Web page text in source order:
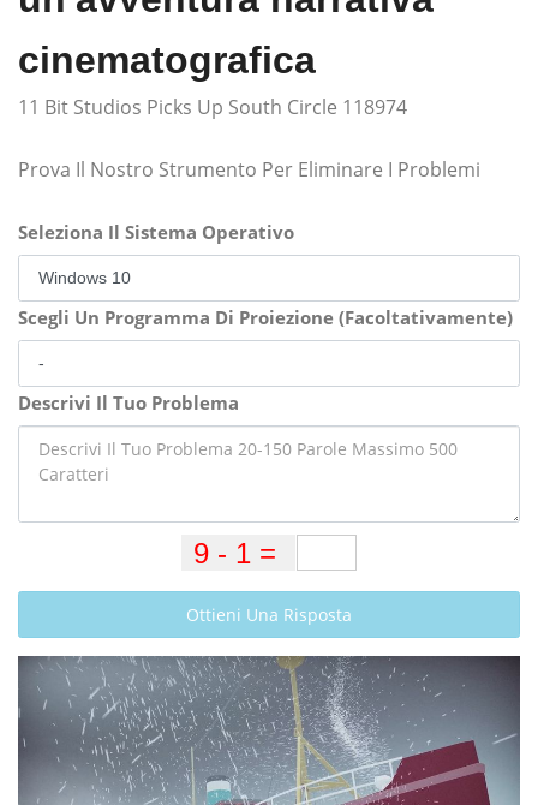
cinematografica
11 Bit Studios Picks Up South Circle 118974
Prova Il Nostro Strumento Per Eliminare I Problemi
Seleziona Il Sistema Operativo
Scegli Un Programma Di Proiezione (Facoltativamente)
Descrivi Il Tuo Problema
Ottieni Una Risposta